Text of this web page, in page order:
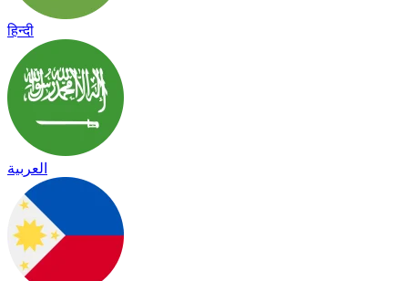
हिन्दी
العربية